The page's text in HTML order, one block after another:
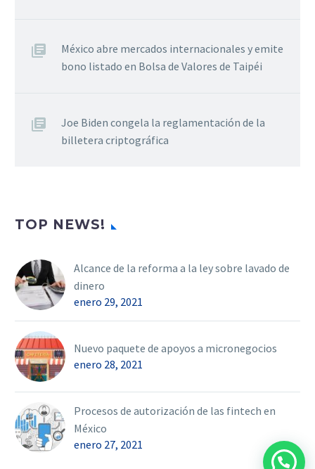
México abre mercados internacionales y emite
bono listado en Bolsa de Valores de Taipéi
Joe Biden congela la reglamentación de la
billetera criptográfica
TOP NEWS!
Alcance de la reforma a la ley sobre lavado de
dinero
enero 29, 2021
Nuevo paquete de apoyos a micronegocios
enero 28, 2021
Procesos de autorización de las fintech en
México
enero 27, 2021